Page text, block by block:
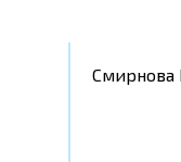
Смирнова